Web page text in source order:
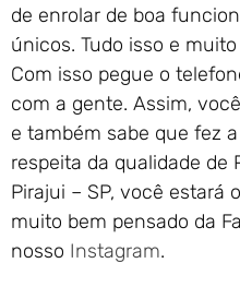
de enrolar de boa
únicos. Tudo isso e
Com isso pegue o
com a gente. Assim,
e também sabe que fez
respeita da qualidade de
Pirajui – SP, você estará
muito bem pensado da
nosso Instagram.